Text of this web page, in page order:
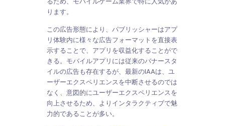
ります。
この広告形態により、パブリッシャーはアプ
リ体験内に様々な広告フォーマットを直接表
示することで、アプリを収益化することがで
きる。モバイルアプリには従来のバナースタ
イルの広告も存在するが、最新のIAAは、ユ
ーザーエクスペリエンスを中断させるのでは
なく、意図的にユーザーエクスペリエンスを
向上させるため、よりインタラクティブで魅
力的であることが多い。